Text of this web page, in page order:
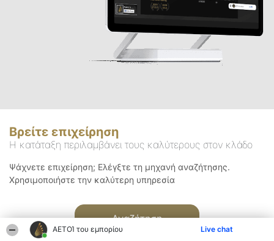
ΑΕΤΟΊ του εμπορίου Live chat
Βρείτε επιχείρηση
Η κατάταξη περιλαμβάνει τους καλύτερους στον κλάδο
Ψάχνετε επιχείρηση; Ελέγξτε τη μηχανή αναζήτησης.
Χρησιμοποιήστε την καλύτερη υπηρεσία
Αναζήτηση